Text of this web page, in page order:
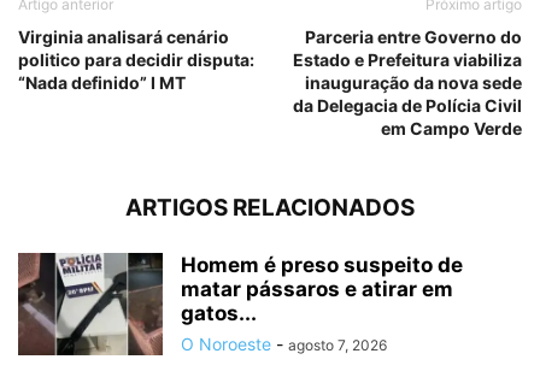
Artigo anterior
Virginia analisará cenário
politico para decidir disputa:
“Nada definido” I MT
Próximo artigo
Parceria entre Governo do
Estado e Prefeitura viabiliza
inauguração da nova sede
da Delegacia de Polícia Civil
em Campo Verde
ARTIGOS RELACIONADOS
Homem é preso suspeito de
matar pássaros e atirar em
gatos...
O Noroeste - agosto 7, 2026